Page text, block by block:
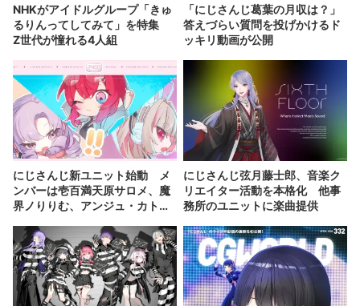
NHKがアイドルグループ「きゅ
るりんってしてみて」を特集
Z世代が憧れる4人組
「にじさんじ葛葉の月収は？」
答えづらい質問を投げかけるド
ッキリ動画が公開
にじさんじ新ユニット始動 メ
ンバーは壱百満天原サロメ、魔
界ノりりむ、アンジュ・カトリ
にじさんじ弦月藤士郎、音楽ク
リエイター活動を本格化 他事
務所のユニットに楽曲提供